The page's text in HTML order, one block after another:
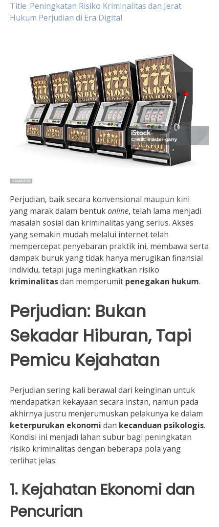
Title :Peningkatan Risiko Kriminalitas dan Jerat
Hukum Perjudian di Era Digital
Perjudian, baik secara konvensional maupun kini
yang marak dalam bentukonline, telah lama menjadi
masalah sosial dan kriminalitas yang serius. Akses
yang semakin mudah melalui internet telah
mempercepat penyebaran praktik ini, membawa serta
dampak buruk yang tidak hanya merugikan finansial
individu, tetapi juga meningkatkan risiko
kriminalitasdan memperumit penegakan hukum.
Perjudian: Bukan
Sekadar Hiburan, Tapi
Pemicu Kejahatan
Perjudian sering kali berawal dari keinginan untuk
mendapatkan kekayaan secara instan, namun pada
akhirnya justru menjerumuskan pelakunya ke dalam
keterpurukan ekonomi dan kecanduan psikologis.
Kondisi ini menjadi lahan subur bagi peningkatan
risiko kriminalitas dengan beberapa pola yang
terlihat jelas:
1. Kejahatan Ekonomi dan
Pencurian